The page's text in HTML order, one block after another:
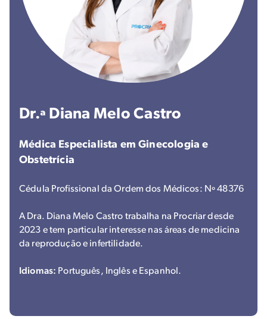
Dr.ª Diana Melo Castro
Médica Especialista em Ginecologia e
Obstetrícia
Cédula Profissional da Ordem dos Médicos: Nº 48376
A Dra. Diana Melo Castro trabalha na Procriar desde
2023 e tem particular interesse nas áreas de medicina
da reprodução e infertilidade.
Idiomas: Português, Inglês e Espanhol.